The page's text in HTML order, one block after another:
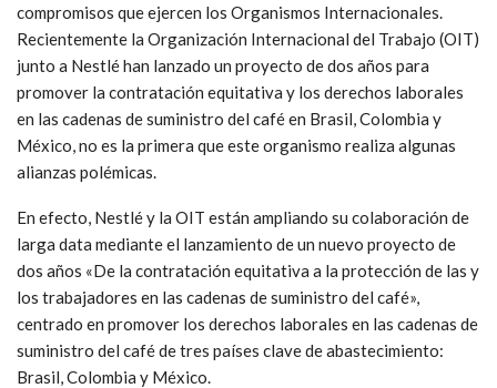
compromisos que ejercen los Organismos Internacionales.
Recientemente la Organización Internacional del Trabajo (OIT)
junto a Nestlé han lanzado un proyecto de dos años para
promover la contratación equitativa y los derechos laborales
en las cadenas de suministro del café en Brasil, Colombia y
México, no es la primera que este organismo realiza algunas
alianzas polémicas.
En efecto, Nestlé y la OIT están ampliando su colaboración de
larga data mediante el lanzamiento de un nuevo proyecto de
dos años «De la contratación equitativa a la protección de las y
los trabajadores en las cadenas de suministro del café»,
centrado en promover los derechos laborales en las cadenas de
suministro del café de tres países clave de abastecimiento:
Brasil, Colombia y México.